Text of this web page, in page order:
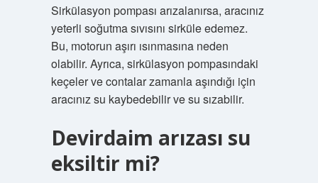
Sirkülasyon pompası arızalanırsa, aracınız
yeterli soğutma sıvısını sirküle edemez.
Bu, motorun aşırı ısınmasına neden
olabilir. Ayrıca, sirkülasyon pompasındaki
keçeler ve contalar zamanla aşındığı için
aracınız su kaybedebilir ve su sızabilir.
Devirdaim arızası su
eksiltir mi?